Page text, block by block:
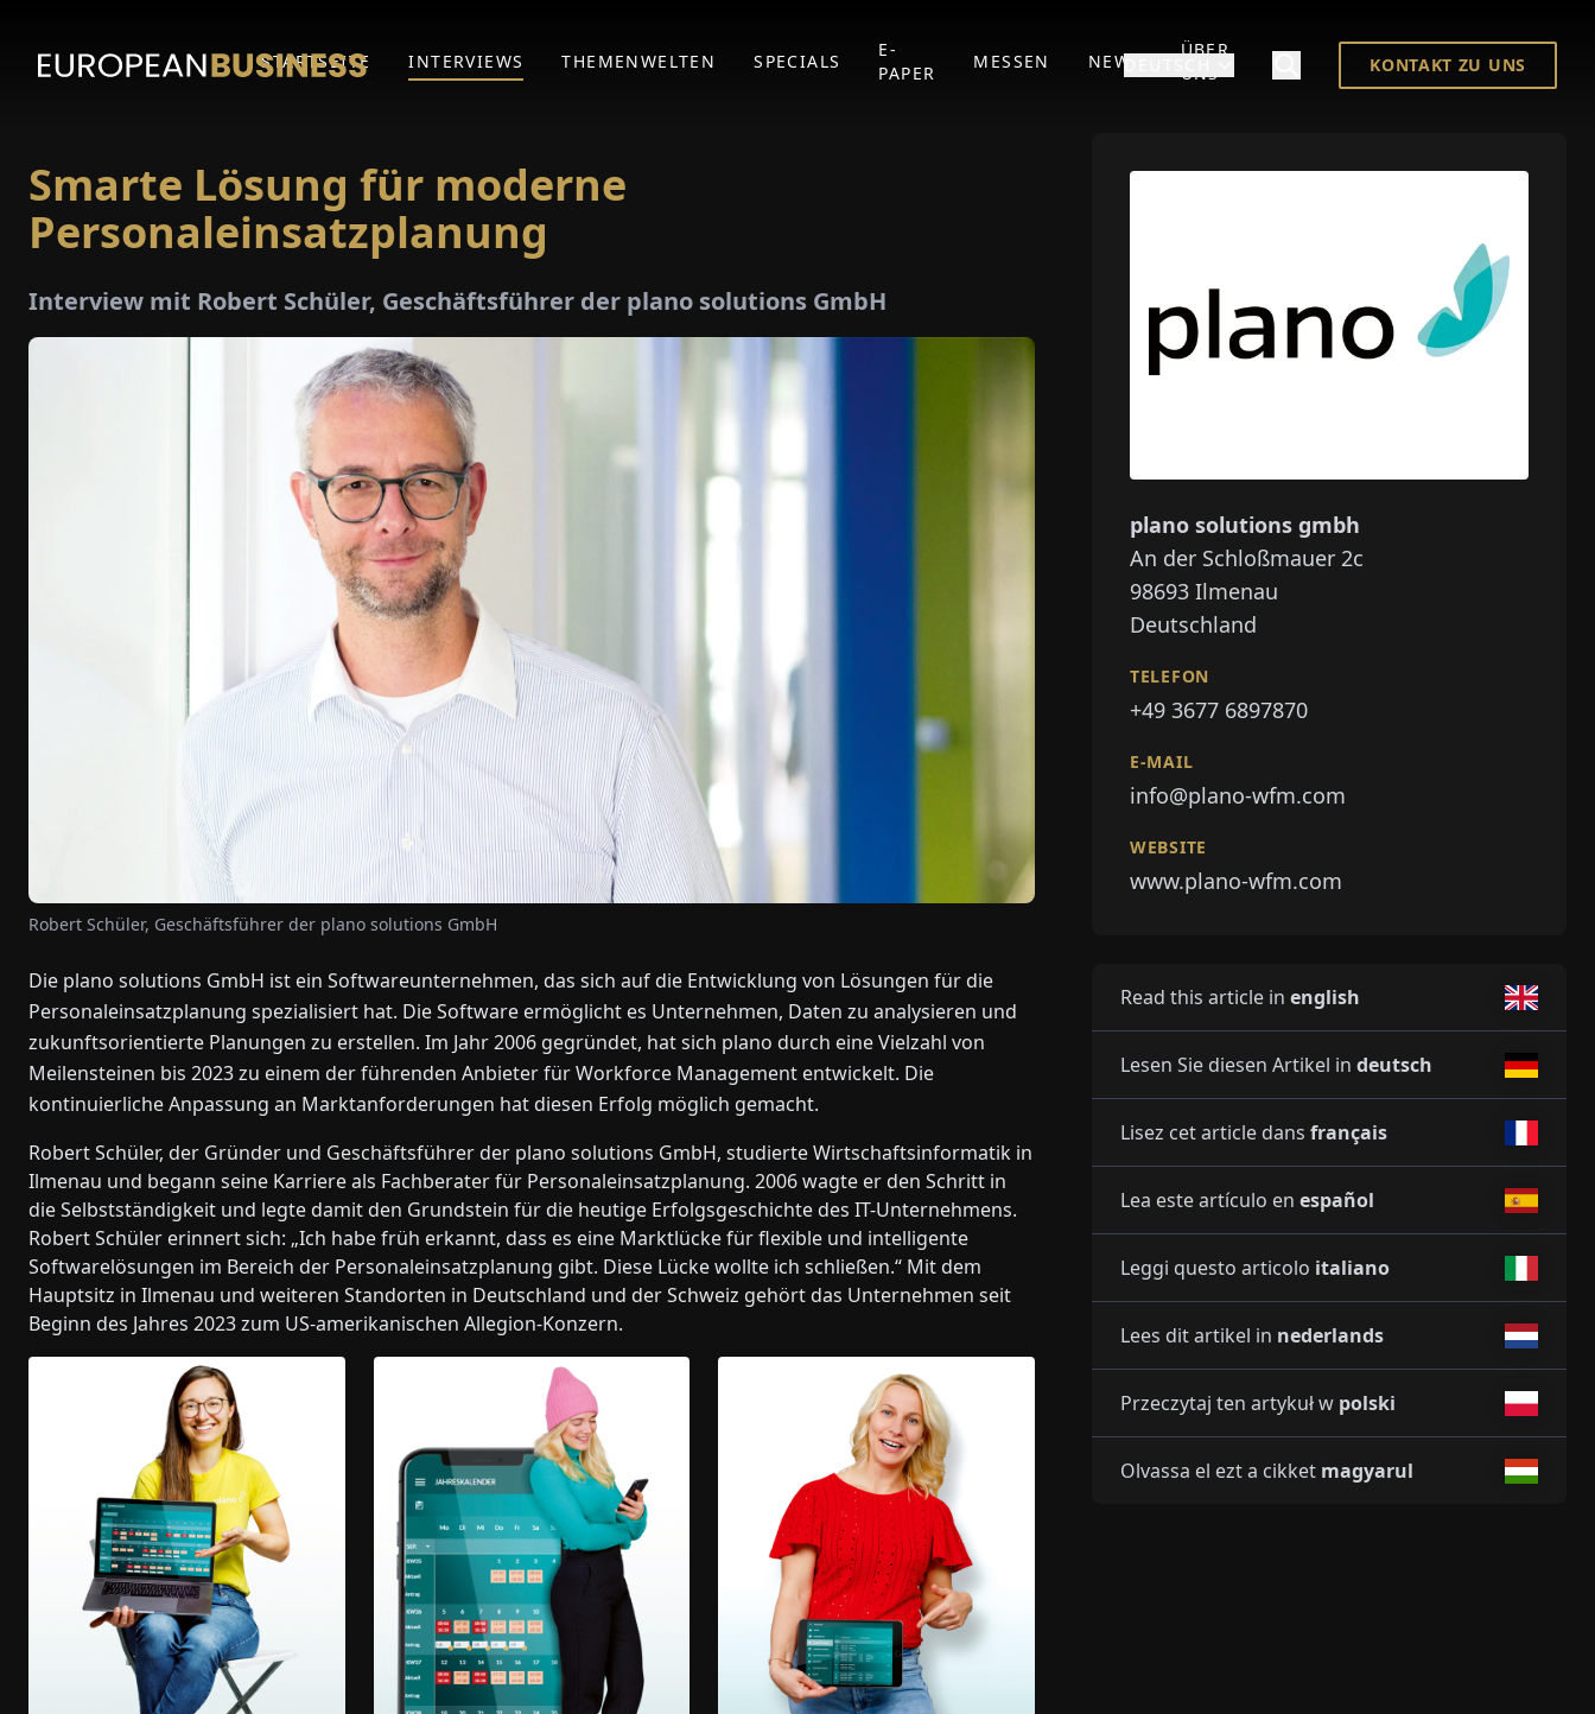
STARTSEITE INTERVIEWS THEMENWELTEN SPECIALS
E-
PAPER
MESSEN NEWS
ÜBER
UNS
KONTAKT ZU UNS
Smarte Lösung für moderne
Personaleinsatzplanung
Interview mit Robert Schüler, Geschäftsführer der plano solutions GmbH
Robert Schüler, Geschäftsführer der plano solutions GmbH
Die plano solutions GmbH ist ein Softwareunternehmen, das sich auf die Entwicklung von Lösungen für die
Personaleinsatzplanung spezialisiert hat. Die Software ermöglicht es Unternehmen, Daten zu analysieren und
zukunftsorientierte Planungen zu erstellen. Im Jahr 2006 gegründet, hat sich plano durch eine Vielzahl von
Meilensteinen bis 2023 zu einem der führenden Anbieter für Workforce Management entwickelt. Die
kontinuierliche Anpassung an Marktanforderungen hat diesen Erfolg möglich gemacht.
Robert Schüler, der Gründer und Geschäftsführer der plano solutions GmbH, studierte Wirtschaftsinformatik in
Ilmenau und begann seine Karriere als Fachberater für Personaleinsatzplanung. 2006 wagte er den Schritt in
die Selbstständigkeit und legte damit den Grundstein für die heutige Erfolgsgeschichte des IT-Unternehmens.
Robert Schüler erinnert sich: „Ich habe früh erkannt, dass es eine Marktlücke für flexible und intelligente
Softwarelösungen im Bereich der Personaleinsatzplanung gibt. Diese Lücke wollte ich schließen.“ Mit dem
Hauptsitz in Ilmenau und weiteren Standorten in Deutschland und der Schweiz gehört das Unternehmen seit
Beginn des Jahres 2023 zum US-amerikanischen Allegion-Konzern.
plano solutions gmbh
An der Schloßmauer 2c
98693 Ilmenau
Deutschland
TELEFON
+49 3677 6897870
E-MAIL
info@plano-wfm.com
WEBSITE
www.plano-wfm.com
Read this article in english
Lesen Sie diesen Artikel in deutsch
Lisez cet article dans français
Lea este artículo en español
Leggi questo articolo italiano
Lees dit artikel in nederlands
Przeczytaj ten artykuł w polski
Olvassa el ezt a cikket magyarul